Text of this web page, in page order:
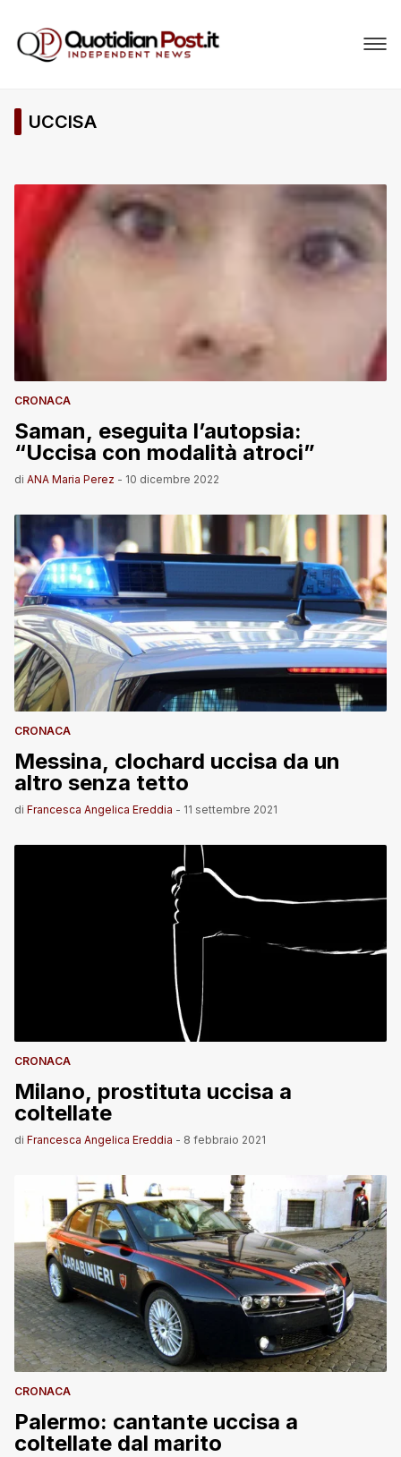
UCCISA
CRONACA
Saman, eseguita l’autopsia:
“Uccisa con modalità atroci”
di ANA Maria Perez - 10 dicembre 2022
CRONACA
Messina, clochard uccisa da un
altro senza tetto
di Francesca Angelica Ereddia - 11 settembre 2021
CRONACA
Milano, prostituta uccisa a
coltellate
di Francesca Angelica Ereddia - 8 febbraio 2021
CRONACA
Palermo: cantante uccisa a
coltellate dal marito